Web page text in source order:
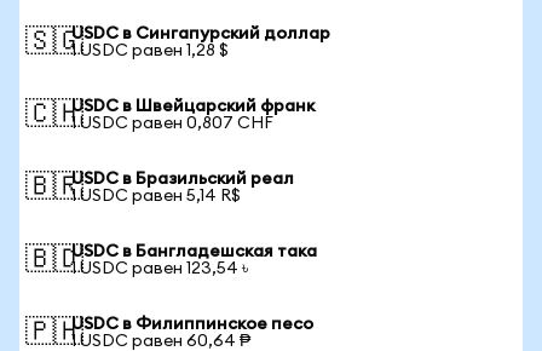
🇸🇬USDC в Сингапурский доллар
1 USDC равен 1,28 $
🇨🇭USDC в Швейцарский франк
1 USDC равен 0,807 CHF
🇧🇷USDC в Бразильский реал
1 USDC равен 5,14 R$
🇧🇩USDC в Бангладешская така
1 USDC равен 123,54 ৳
🇵🇭USDC в Филиппинское песо
1 USDC равен 60,64 ₱